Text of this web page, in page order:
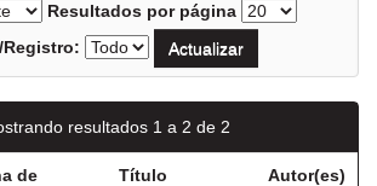
Resultados por página
resultados 1 a 2 de 2
de
Título Autor(es)